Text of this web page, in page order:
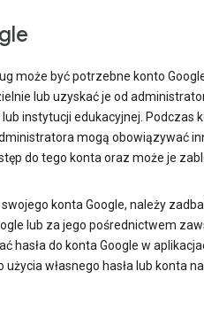
może być potrzebne konto
lub uzyskać je od
instytucji edukacyjnej. Podczas
mogą obowiązywać
do tego konta oraz może je
konta Google, należy
lub za jego pośrednictwem
hasła do konta Google w
własnego hasła lub konta